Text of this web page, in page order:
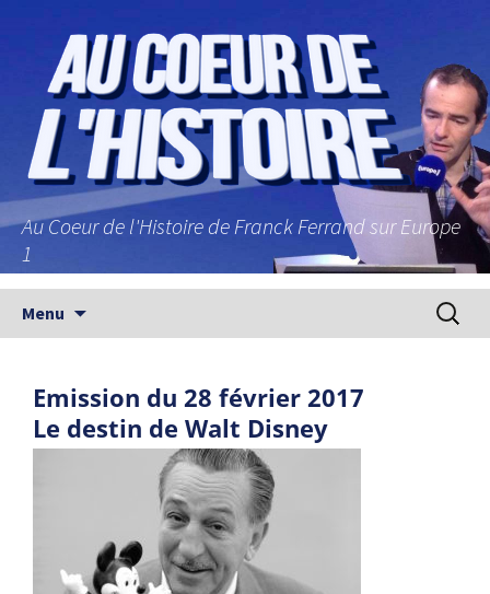
Au Coeur de l'Histoire de Franck Ferrand sur Europe
1
Menu
Emission du 28 février 2017
Le destin de Walt Disney